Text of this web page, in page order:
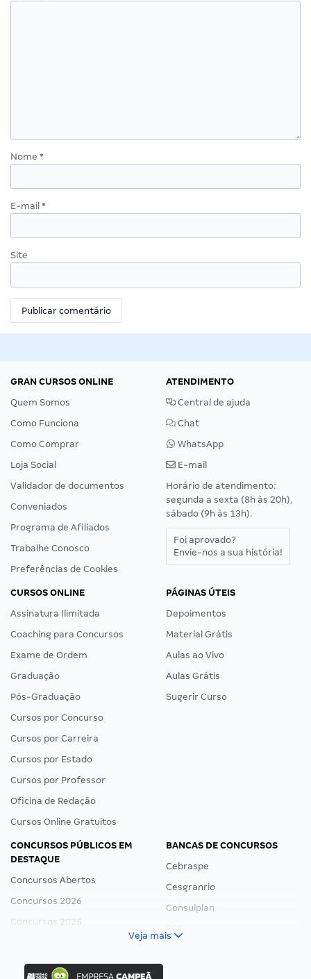
Nome *
E-mail *
Site
GRAN CURSOS ONLINE
Quem Somos
Como Funciona
Como Comprar
Loja Social
Validador de documentos
Conveniados
Programa de Afiliados
Trabalhe Conosco
Preferências de Cookies
ATENDIMENTO
Central de ajuda
Chat
WhatsApp
E-mail
Horário de atendimento:
segunda a sexta (8h às 20h),
sábado (9h às 13h).
Foi aprovado?
Envie-nos a sua história!
CURSOS ONLINE
Assinatura Ilimitada
Coaching para Concursos
Exame de Ordem
Graduação
Pós-Graduação
Cursos por Concurso
Cursos por Carreira
Cursos por Estado
Cursos por Professor
Oficina de Redação
Cursos Online Gratuitos
PÁGINAS ÚTEIS
Depoimentos
Material Grátis
Aulas ao Vivo
Aulas Grátis
Sugerir Curso
CONCURSOS PÚBLICOS EM
DESTAQUE
Concursos Abertos
Concursos 2026
Concursos 2025
Concurso Ibama
BANCAS DE CONCURSOS
Cebraspe
Cesgranrio
Consulplan
Veja mais